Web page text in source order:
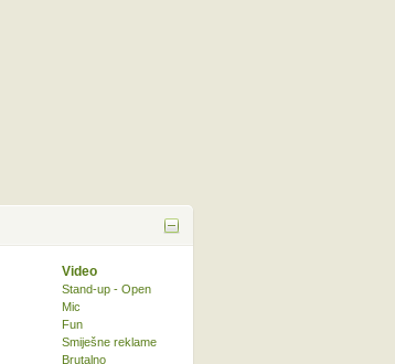
Video
Stand-up - Open
Mic
Fun
Smiješne reklame
Brutalno